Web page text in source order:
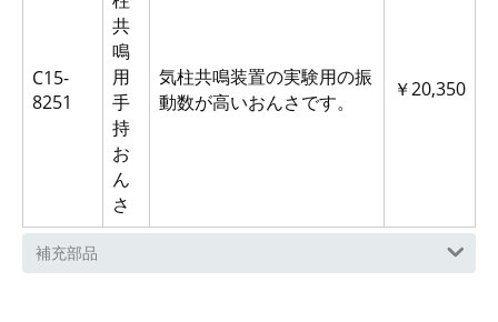
C15-
8251
共
鳴
用
手
持
お
ん
さ
気柱共鳴装置の実験用の振
動数が高いおんさです。
￥20,350
補充部品